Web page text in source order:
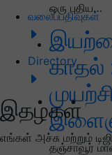
வலைப்பதிவுகள்
Directory
இதழ்கள்
எங்கள் அச்சு மற்றும்
ஒரு புதிய…
காதல்
தஞ்சாவூர்